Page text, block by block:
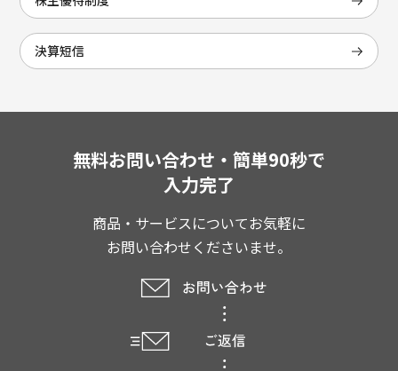
決算短信
無料お問い合わせ・簡単90秒で
入力完了
商品・サービスについてお気軽に
お問い合わせくださいませ。